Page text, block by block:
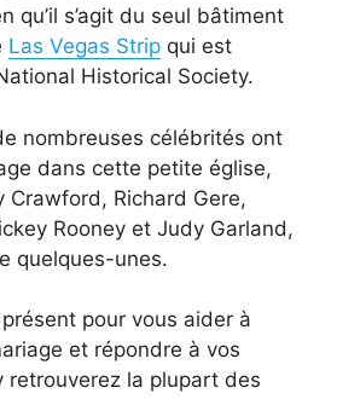
qu’il s’agit du seul bâtiment
Las Vegas Strip qui est
Historical Society.
nombreuses célébrités ont
dans cette petite église,
Crawford, Richard Gere,
Rooney et Judy Garland,
quelques-unes.
pour vous aider à
et répondre à vos
retrouverez la plupart des